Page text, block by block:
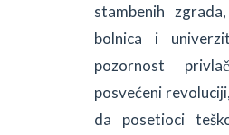
stambenih
bolnica i
pozornost
posvećeni
da posetioci